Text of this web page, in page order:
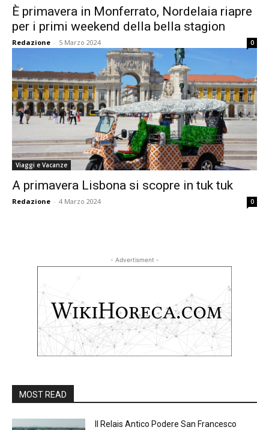
È primavera in Monferrato, Nordelaia riapre
per i primi weekend della bella stagion
Redazione - 5 Marzo 2024 0
Viaggi e Vacanze
A primavera Lisbona si scopre in tuk tuk
Redazione - 4 Marzo 2024 0
- Advertisment -
MOST READ
Il Relais Antico Podere San Francesco